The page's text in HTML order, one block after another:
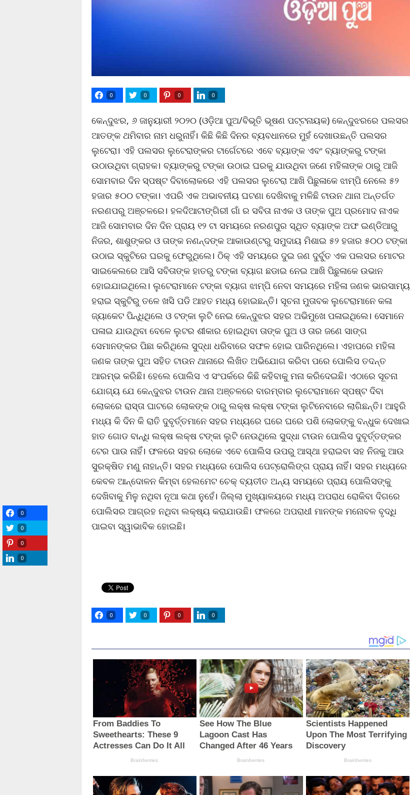
0 0 0 0
କେନ୍ଦୁଝର, ୬ ଜାନୁୟାରୀ ୨୦୨୦ (ଓଡ଼ିଆ ପୁଅ/ବିଭୂତି ଭୂଷଣ ପଟ୍ଟନାୟକ) କେନ୍ଦୁଝରରେ ପଲସର
ଆତଙ୍କ ଥମିବାର ନାମ ଧରୁନାହିଁ। କିଛି କିଛି ଦିନର ବ୍ୟବଧାନରେ ମୁହଁ ଦେଖାଉଛନ୍ତି ପଲସର
ଲୁଟେରା। ଏହି ପଲସର ଲୁଟେରାଙ୍କର ଟାର୍ଗେଟରେ ଏବେ ବ୍ୟାଙ୍କ ଏବଂ ବ୍ୟାଙ୍କରୁ ଟଙ୍କା
ଉଠାଉଥିବା ଗ୍ରାହକ। ବ୍ୟାଙ୍କରୁ ଟଙ୍କା ଉଠାଇ ଘରକୁ ଯାଉଥିବା ଜଣେ ମହିଳାଙ୍କ ଠାରୁ ଆଜି
ସୋମବାର ଦିନ ସ୍ପଷ୍ଟ ଦିବାଲୋକରେ ଏହି ପଲସର ଲୁଟେରା ଆଖି ପିଛୁଳାକେ ଝାମ୍ପି ନେଲେ ୫୨
ହଜାର ୫୦୦ ଟଙ୍କା। ଏପରି ଏକ ଅଭାବନୀୟ ଘଟଣା ଦେଖିବାକୁ ମଳିଛି ଟାଉନ ଥାନା ଅନ୍ତର୍ଗତ
ନରଣପରୁ ଅଞ୍ଚଳରେ। ହଳଦିଆଟାଙ୍ଗିରୀ ଗାଁ ର ସବିତା ନାଏକ ଓ ତାଙ୍କ ପୁଅ ପ୍ରମୋଦ ନାଏକ
ଆଜି ସୋମବାର ଦିନ ଦିନ ପ୍ରାୟ ୧୨ ଟା ସମୟରେ ନରଣପୁର ସ୍ଥିତ ବ୍ୟାଙ୍କ ଅଫ ଇଣ୍ଡିଆରୁ
ନିଜର, ଶାଶୁଙ୍କର ଓ ତାଙ୍କ ନଣନ୍ଦଙ୍କ ଆକାଉଣ୍ଟରୁ ସମୁଦାୟ ମିଶାଇ ୫୨ ହଜାର ୫୦୦ ଟଙ୍କା
ଉଠାଇ ସ୍କୁଟିରେ ଘରକୁ ଫେରୁଥିଲେ। ଠିକ୍ ଏହି ସମୟରେ ଦୁଇ ଜଣ ଦୁର୍ବୁତ ଏକ ପଲସର ମୋଟର
ସାଇକେଲରେ ଆସି ସବିତାଙ୍କ ହାତରୁ ଟଙ୍କା ବ୍ୟାଗ ଛଡାଇ ନେଇ ଆଖି ପିଛୁଳାକେ ଉଭାନ
ହୋଇଯାଇଥିଲେ। ଲୁଟେରାମାନେ ଟଙ୍କା ବ୍ୟାଗ ଝାମ୍ପି ନେବା ସମୟରେ ମହିଳା ଜଣକ ଭାରସାମ୍ୟ
ହରାଇ ସ୍କୁଟିରୁ ତଳେ ଖସି ପଡି ଆହତ ମଧ୍ୟ ହୋଇଛନ୍ତି। ସୂଚନା ମୁତାବକ ଲୁଟେରାମାନେ କଳା
ଜ୍ୟାକେଟ ପିନ୍ଧିଥିଲେ ଓ ଟଙ୍କା ଲୁଟି ନେଇ କେନ୍ଦୁଝର ସହର ଅଭିମୁଖେ ପଳାଇଥିଲେ। ସେମାନେ
ପଳାଇ ଯାଉଥିବା ବେଳେ ଲୁଟର ଶୀକାର ହୋଇଥିବା ତାଙ୍କ ପୁଅ ଓ ତାର ଜଣେ ସାଙ୍ଗ
ସେମାନଙ୍କର ପିଛା କରିଥିଲେ ସୁଦ୍ଧା ଧରିବାରେ ସଫଳ ହୋଇ ପାରିନଥିଲେ। ଏହାପରେ ମହିଳା
ଜଣକ ତାଙ୍କ ପୁଅ ସହିତ ଟାଉନ ଥାନାରେ ଲିଖିତ ଅଭିଯୋଗ କରିବା ପରେ ପୋଲିସ ତଦନ୍ତ
ଆରମ୍ଭ କରିଛି। ହେଲେ ପୋଲିସ ଏ ସଂପର୍କରେ କିଛି କହିବାକୁ ମନା କରିଦେଇଛି। ଏଠାରେ ସୂଚନା
ଯୋଗ୍ୟ ଯେ କେନ୍ଦୁଝର ଟାଉନ ଥାନା ଅଞ୍ଚଳରେ ବାରମ୍ବାର ଲୁଟେରାମାନେ ସ୍ପଷ୍ଟ ଦିବା
ଲୋକରେ ରାସ୍ତା ଘାଟରେ ଲୋକଙ୍କ ଠାରୁ ଲକ୍ଷ ଲକ୍ଷ ଟଙ୍କା ଲୁଟିନେବାରେ ଲାଗିଛନ୍ତି। ଆହୁରି
ମଧ୍ୟ କି ଦିନ କି ରାତି ଦୁବୃର୍ତ୍ତମାନେ ସହର ମଧ୍ୟରେ ଘରେ ଘରେ ପଶି ଲୋକଙ୍କୁ ବନ୍ଧୁକ ଦେଖାଇ
ହାତ ଗୋଡ ବାନ୍ଧି ଲକ୍ଷ ଲକ୍ଷ ଟଙ୍କା ଲୁଟି ନେଉଥିଲେ ସୁଦ୍ଧା ଟାଉନ ପୋଲିସ ଦୁବୃର୍ତ୍ତଙ୍କର
ଟେର ପାଉ ନାହିଁ। ଫଳରେ ସହର ଲୋକେ ଏବେ ପୋଲିସ ଉପରୁ ଆସ୍ଥା ହରାଇବା ସହ ନିଜକୁ ଆଉ
ସୁରକ୍ଷିତ ମଣୁ ନାହାନ୍ତି। ସହର ମଧ୍ୟରେ ପୋଲିସ ପେଟ୍ରୋଲିଙ୍ଗ ପ୍ରାୟ ନାହିଁ। ସହର ମଧ୍ୟରେ
କେବଳ ଆନ୍ଦୋଳନ କିମ୍ବା ହେଲମେଟ ଚେକ୍ ବ୍ୟତୀତ ଅନ୍ୟ ସମୟରେ ପ୍ରାୟ ପୋଲିସଙ୍କୁ
ଦେଖିବାକୁ ମିଳୁ ନଥିବା ନୂଆ କଥା ନୁହେଁ। ଜିଲ୍ଲା ମୁଖ୍ୟାଳୟରେ ମଧ୍ୟ ଅପରାଧ ରୋକିବା ଦିଗରେ
ପୋଲିସର ଆଗ୍ରହ ନଥିବା ଲକ୍ଷ୍ୟ କରାଯାଉଛି। ଫଳରେ ଅପରାଧୀ ମାନଙ୍କ ମନୋବଳ ବୃଦ୍ଧି
ପାଇବା ସ୍ୱାଭାବିକ ହୋଇଛି।
0 0 0 0
0
0
0
0